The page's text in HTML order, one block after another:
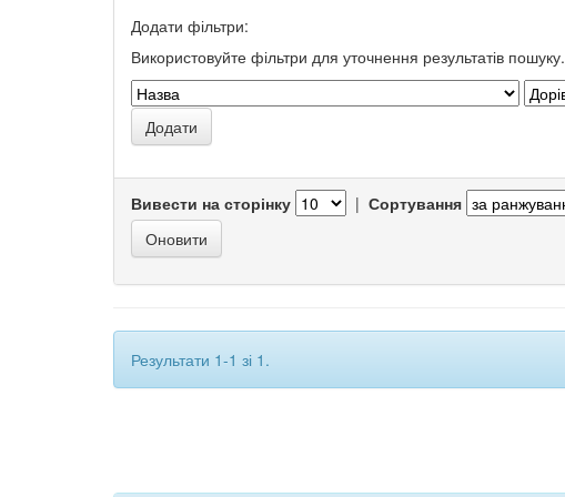
Додати фільтри:
Використовуйте фільтри для уточнення результатів пошуку.
Вивести на сторінку | Сортування
Результати 1-1 зі 1.